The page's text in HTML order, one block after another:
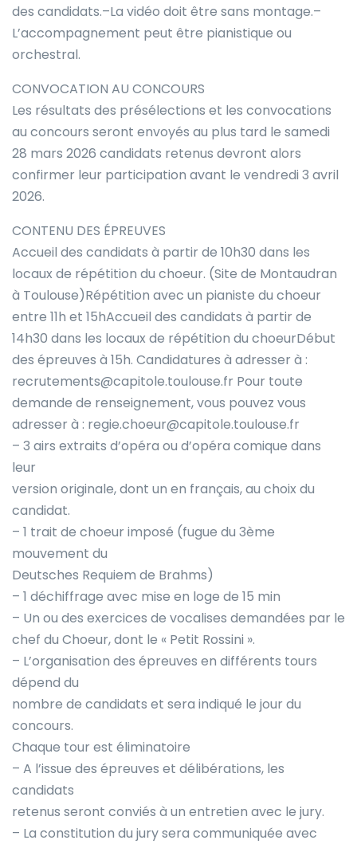
des candidats.–La vidéo doit être sans montage.–
L’accompagnement peut être pianistique ou
orchestral.
CONVOCATION AU CONCOURS
Les résultats des présélections et les convocations
au concours seront envoyés au plus tard le samedi
28 mars 2026 candidats retenus devront alors
confirmer leur participation avant le vendredi 3 avril
2026.
CONTENU DES ÉPREUVES
Accueil des candidats à partir de 10h30 dans les
locaux de répétition du choeur. (Site de Montaudran
à Toulouse)Répétition avec un pianiste du choeur
entre 11h et 15hAccueil des candidats à partir de
14h30 dans les locaux de répétition du choeurDébut
des épreuves à 15h. Candidatures à adresser à :
recrutements@capitole.toulouse.fr Pour toute
demande de renseignement, vous pouvez vous
adresser à : regie.choeur@capitole.toulouse.fr
– 3 airs extraits d’opéra ou d’opéra comique dans
leur
version originale, dont un en français, au choix du
candidat.
– 1 trait de choeur imposé (fugue du 3ème
mouvement du
Deutsches Requiem de Brahms)
– 1 déchiffrage avec mise en loge de 15 min
– Un ou des exercices de vocalises demandées par le
chef du Choeur, dont le « Petit Rossini ».
– L’organisation des épreuves en différents tours
dépend du
nombre de candidats et sera indiqué le jour du
concours.
Chaque tour est éliminatoire
– A l’issue des épreuves et délibérations, les
candidats
retenus seront conviés à un entretien avec le jury.
– La constitution du jury sera communiquée avec